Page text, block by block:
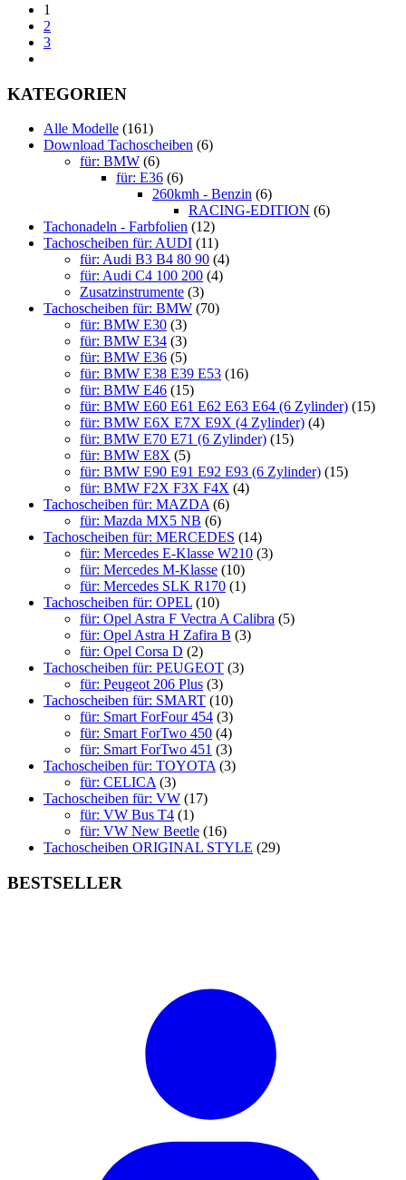
werden
1
2
3
KATEGORIEN
Alle Modelle (161)
Download Tachoscheiben (6)
für: BMW (6)
für: E36 (6)
260kmh - Benzin (6)
RACING-EDITION (6)
Tachonadeln - Farbfolien (12)
Tachoscheiben für: AUDI (11)
für: Audi B3 B4 80 90 (4)
für: Audi C4 100 200 (4)
Zusatzinstrumente (3)
Tachoscheiben für: BMW (70)
für: BMW E30 (3)
für: BMW E34 (3)
für: BMW E36 (5)
für: BMW E38 E39 E53 (16)
für: BMW E46 (15)
für: BMW E60 E61 E62 E63 E64 (6 Zylinder) (15)
für: BMW E6X E7X E9X (4 Zylinder) (4)
für: BMW E70 E71 (6 Zylinder) (15)
für: BMW E8X (5)
für: BMW E90 E91 E92 E93 (6 Zylinder) (15)
für: BMW F2X F3X F4X (4)
Tachoscheiben für: MAZDA (6)
für: Mazda MX5 NB (6)
Tachoscheiben für: MERCEDES (14)
für: Mercedes E-Klasse W210 (3)
für: Mercedes M-Klasse (10)
für: Mercedes SLK R170 (1)
Tachoscheiben für: OPEL (10)
für: Opel Astra F Vectra A Calibra (5)
für: Opel Astra H Zafira B (3)
für: Opel Corsa D (2)
Tachoscheiben für: PEUGEOT (3)
für: Peugeot 206 Plus (3)
Tachoscheiben für: SMART (10)
für: Smart ForFour 454 (3)
für: Smart ForTwo 450 (4)
für: Smart ForTwo 451 (3)
Tachoscheiben für: TOYOTA (3)
für: CELICA (3)
Tachoscheiben für: VW (17)
für: VW Bus T4 (1)
für: VW New Beetle (16)
Tachoscheiben ORIGINAL STYLE (29)
BESTSELLER